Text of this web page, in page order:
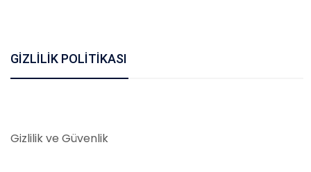
GIZLILIK POLITIKASI
Gizlilik ve Güvenlik